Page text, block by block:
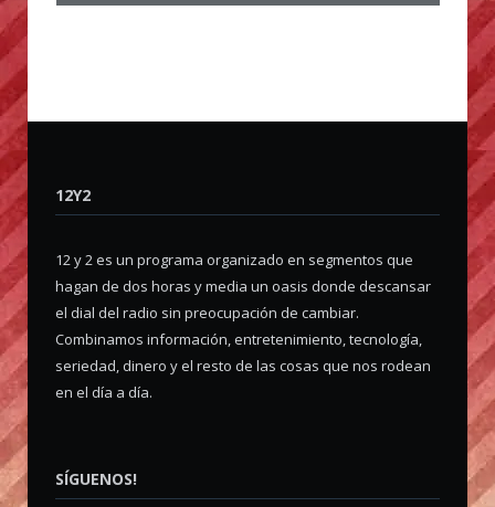
12Y2
12 y 2 es un programa organizado en segmentos que
hagan de dos horas y media un oasis donde descansar
el dial del radio sin preocupación de cambiar.
Combinamos información, entretenimiento, tecnología,
seriedad, dinero y el resto de las cosas que nos rodean
en el día a día.
SÍGUENOS!